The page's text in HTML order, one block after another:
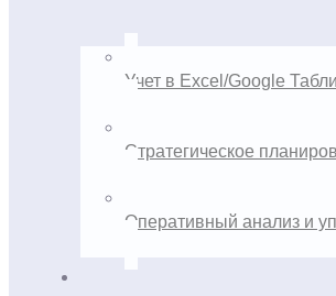
Учет в Excel/Google
Стратегическое
Оперативный анализ и